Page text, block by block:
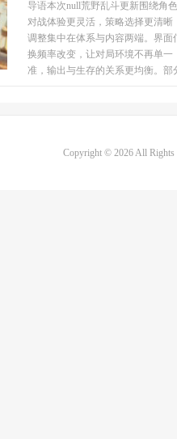
导语本次null荒野乱斗更新围绕角
对战体验更灵活，策略选择更清
调整集中在体系与内容两端。界
换频率改变，让对局环境不再单
准，输出与生存的关系更均衡。部
Copyright © 2026 All